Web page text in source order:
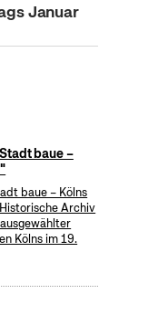
Januar
baue –
baue – Kölns
Archiv
Kölns im 19.